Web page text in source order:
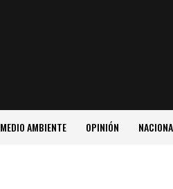
MEDIO AMBIENTE OPINIÓN